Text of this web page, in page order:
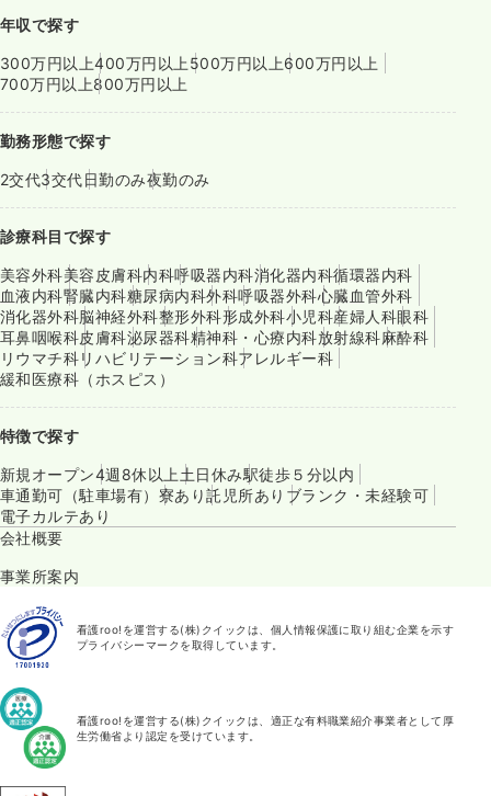
年収で探す
300万円以上400万円以上 500万円以上600万円以上
700万円以上800万円以上
勤務形態で探す
2交代3交代日勤のみ夜勤のみ
診療科目で探す
美容外科美容皮膚科内科呼吸器内科消化器内科循環器内科
血液内科腎臓内科糖尿病内科外科呼吸器外科心臓血管外科
消化器外科脳神経外科整形外科形成外科小児科産婦人科眼科
耳鼻咽喉科皮膚科泌尿器科精神科・心療内科放射線科麻酔科
リウマチ科リハビリテーション科アレルギー科
緩和医療科（ホスピス）
特徴で探す
新規オープン4週8休以上 土日休み駅徒歩５分以内
車通勤可（駐車場有） 寮あり託児所あり ブランク・未経験可
電子カルテあり
会社概要
事業所案内
看護roo!を運営する(株)クイックは、個人情報保護に取り組む企業を示す
プライバシーマークを取得しています。
看護roo!を運営する(株)クイックは、適正な有料職業紹介事業者として厚
生労働省より認定を受けています。